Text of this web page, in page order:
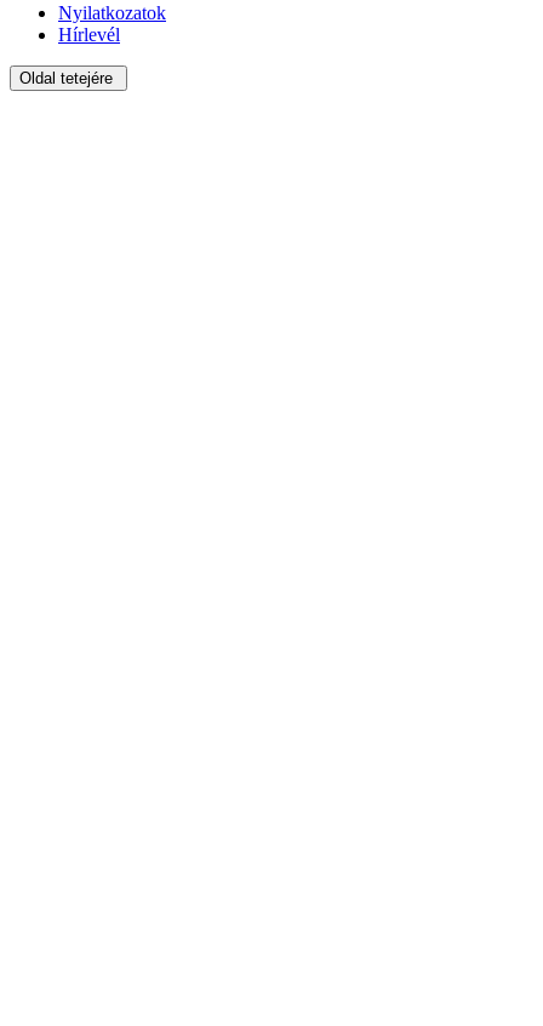
Nyilatkozatok
Hírlevél
Oldal tetejére